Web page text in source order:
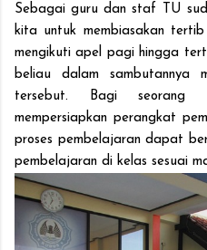
Sebagai guru dan staf TU
kita untuk membiasakan
mengikuti apel pagi hingga
beliau dalam sambutannya
tersebut. Bagi seorang
mempersiapkan perangkat
proses pembelajaran dapat
pembelajaran di kelas sesuai